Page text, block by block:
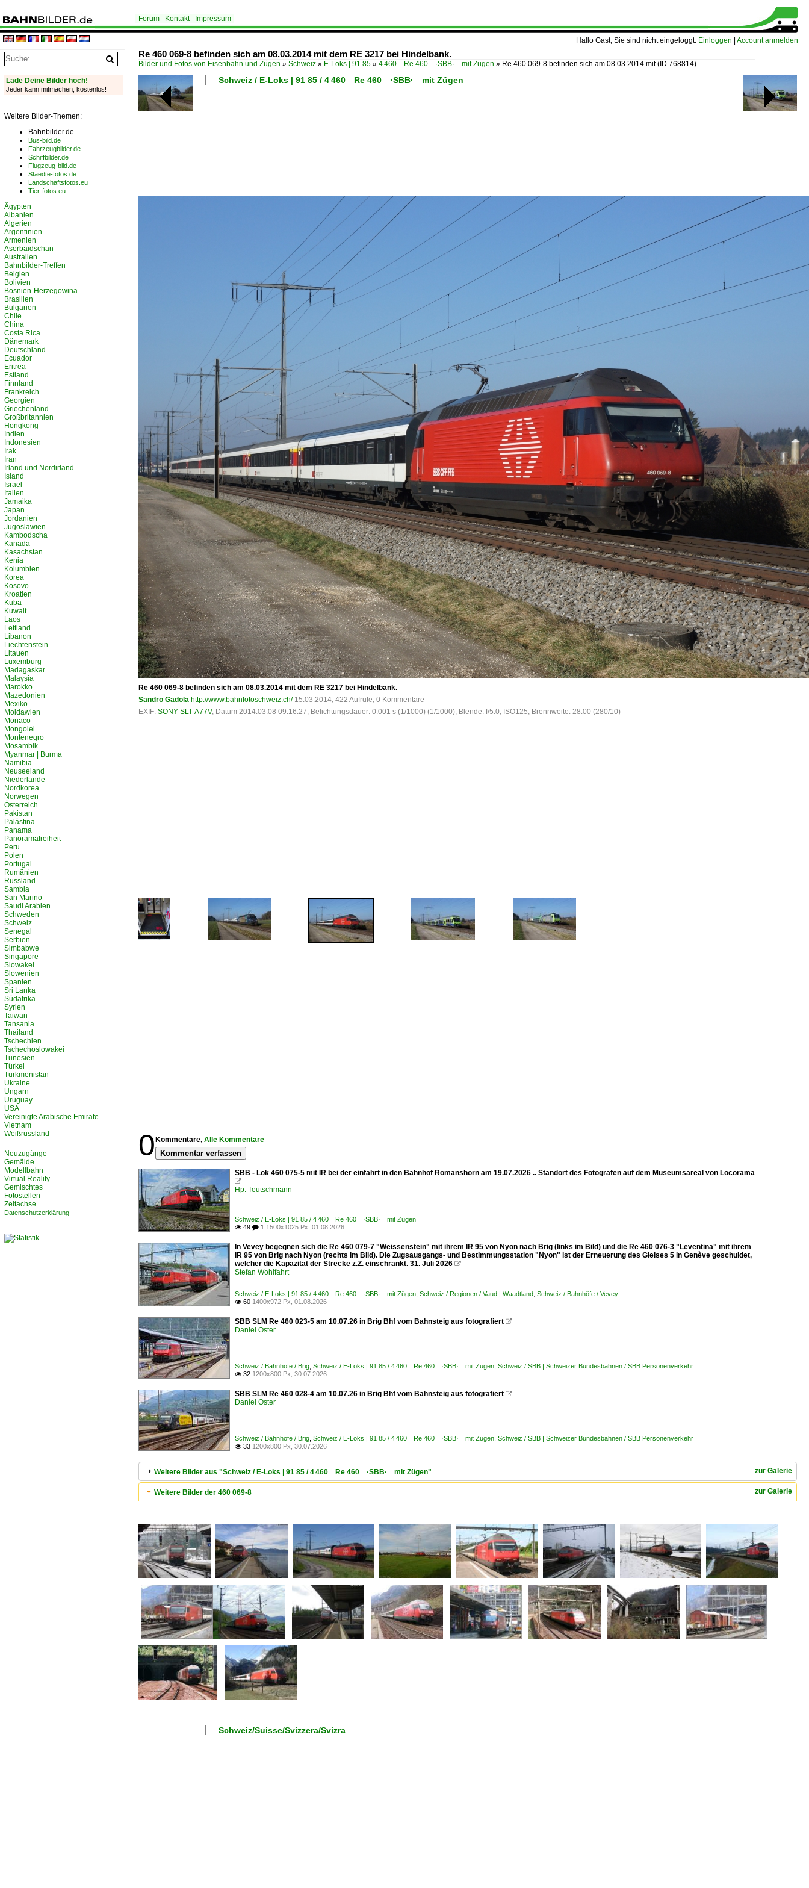
Hallo Gast, Sie sind nicht eingeloggt. Einloggen Account anmelden
Forum Kontakt Impressum
Re 460 069-8 befinden sich am 08.03.2014 mit dem RE 3217 bei Hindelbank.
Bilder und Fotos von Eisenbahn und Zügen » Schweiz » E-Loks | 91 85 » 4 460 Re 460 ·SBB· mit Zügen » Re 460 069-8 befinden sich am 08.03.2014 mit(ID 768814)
Schweiz / E-Loks | 91 85 / 4 460 Re 460 ·SBB· mit Zügen
Re 460 069-8 befinden sich am 08.03.2014 mit dem RE 3217 bei Hindelbank.
Sandro Gadola http://www.bahnfotoschweiz.ch/ 15.03.2014, 422 Aufrufe, 0 Kommentare
EXIF: SONY SLT-A77V, Datum 2014:03:08 09:16:27, Belichtungsdauer: 0.001 s (1/1000) (1/1000), Blende: f/5.0, ISO125, Brennweite: 28.00 (280/10)
0 Kommentare, Alle Kommentare
Kommentar verfassen
SBB - Lok 460 075-5 mit IR bei der einfahrt in den Bahnhof Romanshorn am 19.07.2026 .. Standort des Fotografen auf dem Museumsareal von Locorama

Hp. Teutschmann
Schweiz / E-Loks | 91 85 / 4 460 Re 460 ·SBB· mit Zügen
 49  1 1500x1025 Px, 01.08.2026
In Vevey begegnen sich die Re 460 079-7 "Weissenstein" mit ihrem IR 95 von Nyon nach Brig (links im Bild) und die Re 460 076-3 "Leventina" mit ihrem
IR 95 von Brig nach Nyon (rechts im Bild). Die Zugsausgangs- und Bestimmungsstation "Nyon" ist der Erneuerung des Gleises 5 in Genève geschuldet,
welcher die Kapazität der Strecke z.Z. einschränkt. 31. Juli 2026 
Stefan Wohlfahrt
Schweiz / E-Loks | 91 85 / 4 460 Re 460 ·SBB· mit Zügen Schweiz / Regionen / Vaud | Waadtland Schweiz / Bahnhöfe / Vevey
 60 1400x972 Px, 01.08.2026
SBB SLM Re 460 023-5 am 10.07.26 in Brig Bhf vom Bahnsteig aus fotografiert 
Daniel Oster
Schweiz / Bahnhöfe / Brig Schweiz / E-Loks | 91 85 / 4 460 Re 460 ·SBB· mit Zügen Schweiz / SBB | Schweizer Bundesbahnen / SBB Personenverkehr
 32 1200x800 Px, 30.07.2026
SBB SLM Re 460 028-4 am 10.07.26 in Brig Bhf vom Bahnsteig aus fotografiert 
Daniel Oster
Schweiz / Bahnhöfe / Brig Schweiz / E-Loks | 91 85 / 4 460 Re 460 ·SBB· mit Zügen Schweiz / SBB | Schweizer Bundesbahnen / SBB Personenverkehr
 33 1200x800 Px, 30.07.2026
zur Galerie
Weitere Bilder aus "Schweiz / E-Loks | 91 85 / 4 460 Re 460 ·SBB· mit Zügen"
zur Galerie
Weitere Bilder der 460 069-8
Schweiz/Suisse/Svizzera/Svizra
Lade Deine Bilder hoch!
Jeder kann mitmachen, kostenlos!
Weitere Bilder-Themen:
Bahnbilder.de
Bus-bild.de
Fahrzeugbilder.de
Schiffbilder.de
Flugzeug-bild.de
Staedte-fotos.de
Landschaftsfotos.eu
Tier-fotos.eu
Ägypten
Albanien
Algerien
Argentinien
Armenien
Aserbaidschan
Australien
Bahnbilder-Treffen
Belgien
Bolivien
Bosnien-Herzegowina
Brasilien
Bulgarien
Chile
China
Costa Rica
Dänemark
Deutschland
Ecuador
Eritrea
Estland
Finnland
Frankreich
Georgien
Griechenland
Großbritannien
Hongkong
Indien
Indonesien
Irak
Iran
Irland und Nordirland
Island
Israel
Italien
Jamaika
Japan
Jordanien
Jugoslawien
Kambodscha
Kanada
Kasachstan
Kenia
Kolumbien
Korea
Kosovo
Kroatien
Kuba
Kuwait
Laos
Lettland
Libanon
Liechtenstein
Litauen
Luxemburg
Madagaskar
Malaysia
Marokko
Mazedonien
Mexiko
Moldawien
Monaco
Mongolei
Montenegro
Mosambik
Myanmar | Burma
Namibia
Neuseeland
Niederlande
Nordkorea
Norwegen
Österreich
Pakistan
Palästina
Panama
Panoramafreiheit
Peru
Polen
Portugal
Rumänien
Russland
Sambia
San Marino
Saudi Arabien
Schweden
Schweiz
Senegal
Serbien
Simbabwe
Singapore
Slowakei
Slowenien
Spanien
Sri Lanka
Südafrika
Syrien
Taiwan
Tansania
Thailand
Tschechien
Tschechoslowakei
Tunesien
Türkei
Turkmenistan
Ukraine
Ungarn
Uruguay
USA
Vereinigte Arabische Emirate
Vietnam
Weißrussland
Neuzugänge
Gemälde
Modellbahn
Virtual Reality
Gemischtes
Fotostellen
Zeitachse
Datenschutzerklärung